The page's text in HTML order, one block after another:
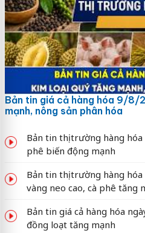
Bản tin giá cả hàng hóa 9/8/
mạnh, nông sản phân hóa
Bản tin thị trường hàng
phê biến động mạnh
Bản tin thị trường hàng
vàng neo cao, cà phê tăng
Bản tin giá cả hàng hóa
đồng loạt tăng mạnh